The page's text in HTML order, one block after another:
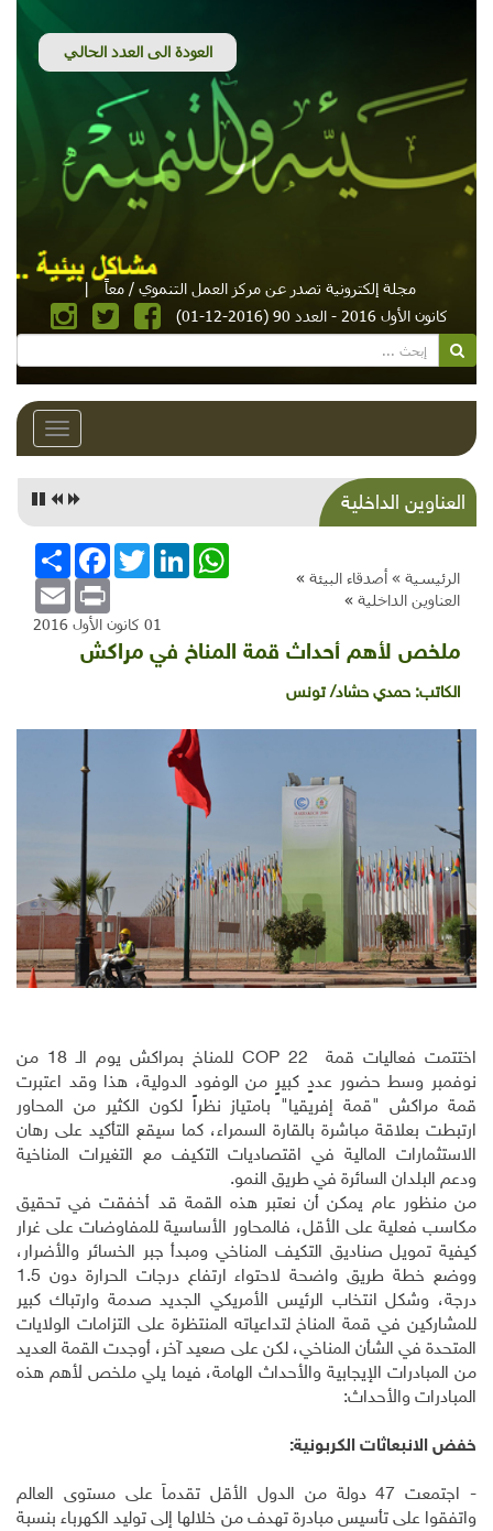
مجلة إلكترونية تصدر عن مركز العمل التنموي / معاً
|
كانون الأول 2016 - العدد 90 (2016-12-01)
Toggle
العناوين الداخليةالعمارة التراثية .. لأن بناء الحضارات أعظم!
الرئيسية » أصدقاء البيئة »
العناوين الداخلية »
انشر
FacebookTwitterLinkedInWhatsApp
Email Print
01 كانون الأول 2016
ملخص لأهم أحداث قمة المناخ في مراكش
الكاتب: حمدي حشاد/ تونس
اختتمت فعاليات قمة COP 22
للمناخ بمراكش يوم الـ 18 من
نوفمبر وسط حضور عددٍ كبيرٍ من الوفود الدولية، هذا وقد اعتبرت
قمة مراكش "قمة إفريقيا" بامتياز نظراً لكون الكثير من المحاور
ارتبطت بعلاقة مباشرة بالقارة السمراء، كما سيقع التأكيد على رهان
الاستثمارات المالية في اقتصاديات التكيف مع التغيرات المناخية
ودعم البلدان السائرة في طريق النمو.
من منظور عام يمكن أن نعتبر هذه القمة قد أخفقت في تحقيق
مكاسب فعلية على الأقل، فالمحاور الأساسية للمفاوضات على غرار
كيفية تمويل صناديق التكيف المناخي ومبدأ جبر الخسائر والأضرار،
ووضع خطة طريق واضحة لاحتواء ارتفاع درجات الحرارة دون 1.5
درجة، وشكل انتخاب الرئيس الأمريكي الجديد صدمة وارتباك كبير
للمشاركين في قمة المناخ لتداعياته المنتظرة على التزامات الولايات
المتحدة في الشأن المناخي، لكن على صعيد آخر، أوجدت القمة العديد
من المبادرات الإيجابية والأحداث الهامة، فيما يلي ملخص لأهم هذه
المبادرات والأحداث:
خفض الانبعاثات الكربونية:
- اجتمعت 47 دولة من الدول الأقل تقدماً على مستوى العالم
واتفقوا على تأسيس مبادرة تهدف من خلالها إلى توليد الكهرباء بنسبة